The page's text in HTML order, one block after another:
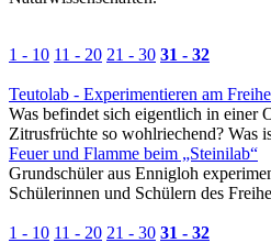
1 - 10 11 - 20 21 - 30 31 - 32
Teutolab - Experimentieren am
Was befindet sich eigentlich in einer
Zitrusfrüchte so wohlriechend? Was
Feuer und Flamme beim „Steinilab“
Grundschüler aus Ennigloh
Schülerinnen und Schülern des
1 - 10 11 - 20 21 - 30 31 - 32